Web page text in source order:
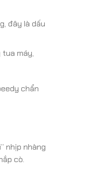
đây là dấu
máy,
chẩn
nhịp nhàng
cò.